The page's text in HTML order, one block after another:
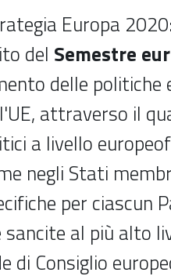
Europa
del Semestre
delle politiche
attraverso il
a livello europeo
negli Stati
per ciascun
al più alto
di Consiglio